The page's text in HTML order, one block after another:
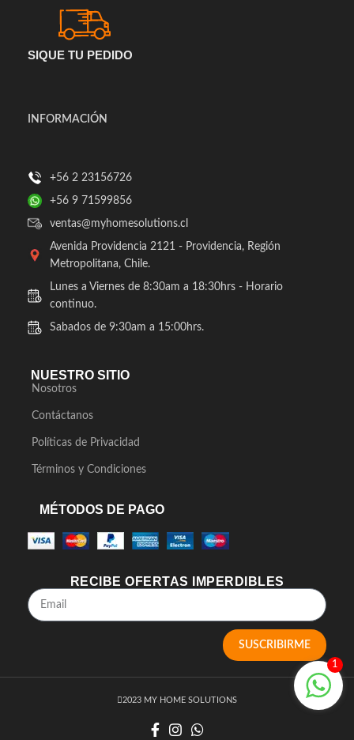
SIQUE TU PEDIDO
INFORMACIÓN
+56 2 23156726
+56 9 71599856
ventas@myhomesolutions.cl
Avenida Providencia 2121 - Providencia, Región
Metropolitana, Chile.
Lunes a Viernes de 8:30am a 18:30hrs - Horario
continuo.
Sabados de 9:30am a 15:00hrs.
NUESTRO SITIO
Nosotros
Contáctanos
Políticas de Privacidad
Términos y Condiciones
MÉTODOS DE PAGO
RECIBE OFERTAS IMPERDIBLES
SUSCRIBIRME
2023 MY HOME SOLUTIONS
1